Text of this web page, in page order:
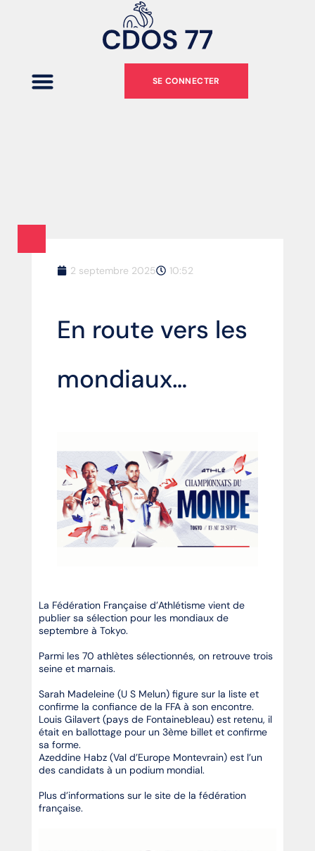
SE CONNECTER
2 septembre 2025 10:52
En route vers les
mondiaux…
La Fédération Française d’Athlétisme vient de
publier sa sélection pour les mondiaux de
septembre à Tokyo.
Parmi les 70 athlètes sélectionnés, on retrouve trois
seine et marnais.
Sarah Madeleine (U S Melun) figure sur la liste et
confirme la confiance de la FFA à son encontre.
Louis Gilavert (pays de Fontainebleau) est retenu, il
était en ballottage pour un 3ème billet et confirme
sa forme.
Azeddine Habz (Val d’Europe Montevrain) est l’un
des candidats à un podium mondial.
Plus d’informations sur le site de la fédération
française.